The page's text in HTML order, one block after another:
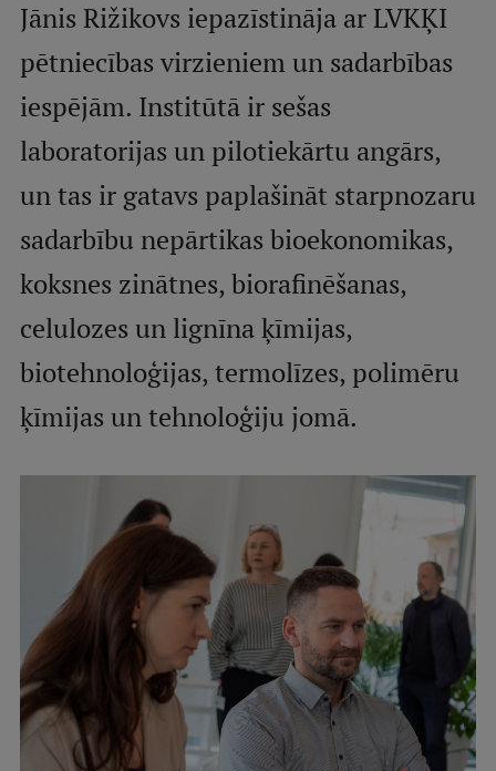
Par RSU
Studentu dzīve
Studiju norises vietas
Fakultātes
Mūsu cilvēki
Stratēģija
Struktūra
Vēsture un tradīcijas
Identitāte
Muzeji un ekspozīcijas
Ģerbonis
Projekti
Reitingi
Virtuālā tūre
Ilgtspējīga attīstība
Jānis Rižikovs iepazīstināja ar LVKĶI
pētniecības virzieniem un sadarbības
iespējām. Institūtā ir sešas
laboratorijas un pilotiekārtu angārs,
un tas ir gatavs paplašināt starpnozaru
sadarbību nepārtikas bioekonomikas,
koksnes zinātnes, biorafinēšanas,
celulozes un lignīna ķīmijas,
biotehnoloģijas, termolīzes, polimēru
ķīmijas un tehnoloģiju jomā.